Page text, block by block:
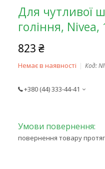
Для чутливої
гоління,
823 ₴
Немає в наявності Код:
+380 (44) 333-44-41
повернення товару